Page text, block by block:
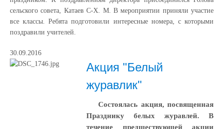
сельского совета, Катаев С-Х. М. В мероприятии приняли участие
все классы. Ребята подготовили интересные номера, с которыми
поздравили учителей.
30.09.2016
Акция "Белый
журавлик"
Состоялась акция, посвященная
Празднику белых журавлей. В
течение предшествующей акции